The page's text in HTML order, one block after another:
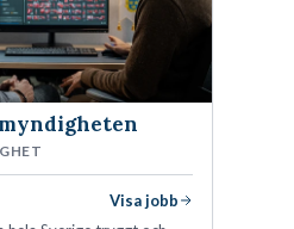
Visa jobb